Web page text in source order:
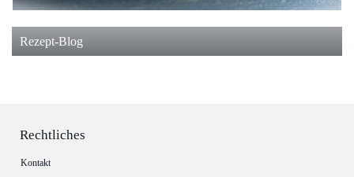
Rezept-Blog
Rechtliches
Kontakt